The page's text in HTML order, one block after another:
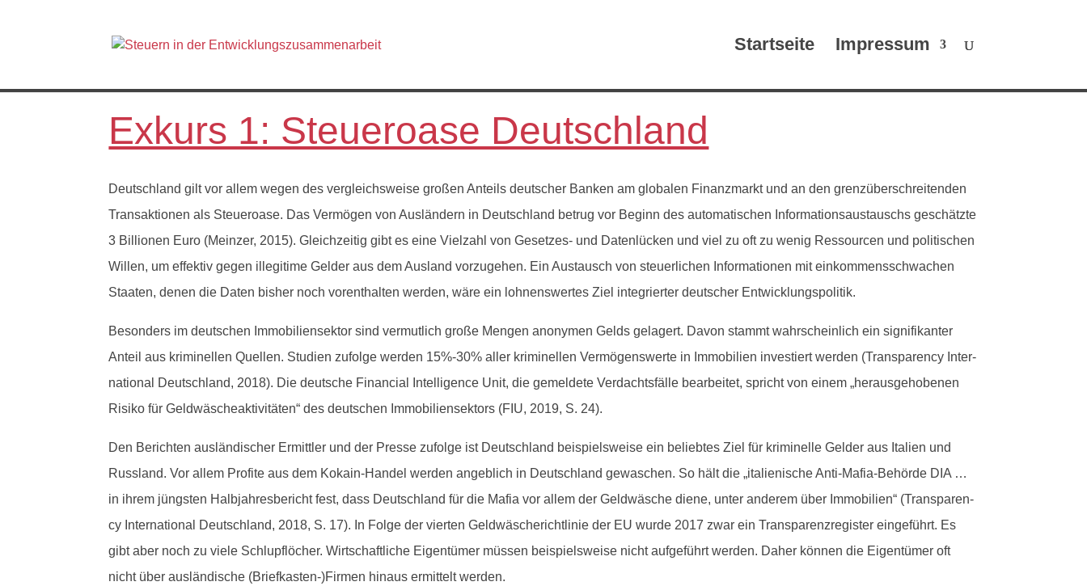
Startseite Impressum
Exkurs 1: Steueroase Deutschland
Deutsch­land gilt vor allem wegen des ver­gle­ich­sweise großen Anteils deutsch­er Banken am glob­alen Finanz­markt und an den gren­züber­schre­i­t­en­den
Transak­tio­nen als Steueroase. Das Ver­mö­gen von Aus­län­dern in Deutsch­land betrug vor Beginn des automa­tis­chen Infor­ma­tion­saus­tauschs geschätzte
3 Bil­lio­nen Euro (Meinz­er, 2015). Gle­ichzeit­ig gibt es eine Vielzahl von Geset­zes- und Daten­lück­en und viel zu oft zu wenig Ressourcen und poli­tis­chen
Willen, um effek­tiv gegen ille­git­ime Gelder aus dem Aus­land vorzuge­hen. Ein Aus­tausch von steuer­lichen Infor­ma­tio­nen mit einkom­menss­chwachen
Staat­en, denen die Dat­en bish­er noch voren­thal­ten wer­den, wäre ein lohnenswertes Ziel inte­gri­ert­er deutsch­er Entwicklungspolitik.
Beson­ders im deutschen Immo­biliensek­tor sind ver­mut­lich große Men­gen anony­men Gelds gelagert. Davon stammt wahrschein­lich ein sig­nifikan­ter
Anteil aus krim­inellen Quellen. Stu­di­en zufolge wer­den 15%-30% aller krim­inellen Ver­mö­genswerte in Immo­bilien investiert wer­den (Trans­paren­cy Inter­
na­tion­al Deutsch­land, 2018). Die deutsche Finan­cial Intel­li­gence Unit, die gemeldete Ver­dachts­fälle bear­beit­et, spricht von einem „her­aus­ge­hobe­nen
Risiko für Geld­wäscheak­tiv­itäten“ des deutschen Immo­biliensek­tors (FIU, 2019, S. 24).
Den Bericht­en aus­ländis­ch­er Ermit­tler und der Presse zufolge ist Deutsch­land beispiel­sweise ein beliebtes Ziel für krim­inelle Gelder aus Ital­ien und
Rus­s­land. Vor allem Prof­ite aus dem Kokain-Han­del wer­den ange­blich in Deutsch­land gewaschen. So hält die „ital­ienis­che Anti-Mafia-Behörde DIA …
in ihrem jüng­sten Hal­b­jahres­bericht fest, dass Deutsch­land für die Mafia vor allem der Geld­wäsche diene, unter anderem über Immo­bilien“ (Trans­paren­
cy Inter­na­tion­al Deutsch­land, 2018, S. 17). In Folge der vierten Geld­wäscherichtlin­ie der EU wurde 2017 zwar ein Trans­paren­zreg­is­ter einge­führt. Es
gibt aber noch zu viele Schlupflöch­er. Wirtschaftliche Eigen­tümer müssen beispiel­sweise nicht aufge­führt wer­den. Daher kön­nen die Eigen­tümer oft
nicht über aus­ländis­che (Briefkasten-)Firmen hin­aus ermit­telt werden.